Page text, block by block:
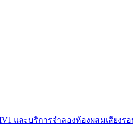
และบริการจำลองห้องผสมเสียงรอ